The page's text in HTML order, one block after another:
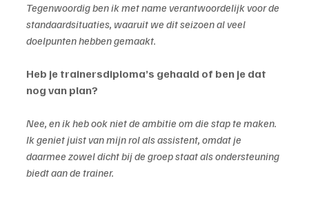
Tegenwoordig ben ik met name verantwoordelijk voor de
standaardsituaties, waaruit we dit seizoen al veel
doelpunten hebben gemaakt.
Heb je trainersdiploma’s gehaald of ben je dat
nog van plan?
Nee, en ik heb ook niet de ambitie om die stap te maken.
Ik geniet juist van mijn rol als assistent, omdat je
daarmee zowel dicht bij de groep staat als ondersteuning
biedt aan de trainer.